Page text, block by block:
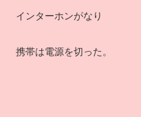
インターホンがなり
携帯は電源を切った。